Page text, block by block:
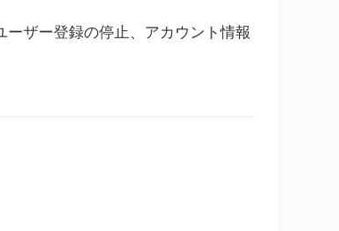
ーザー登録の停止、アカウント情報